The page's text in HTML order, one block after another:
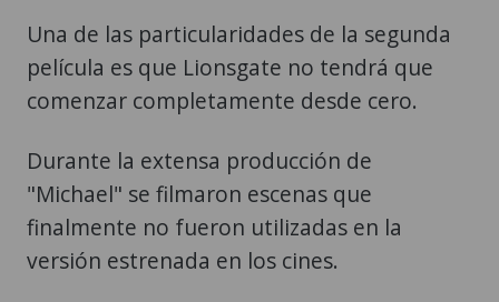
Una de las particularidades de la segunda
película es que Lionsgate no tendrá que
comenzar completamente desde cero.
Durante la extensa producción de
"Michael" se filmaron escenas que
finalmente no fueron utilizadas en la
versión estrenada en los cines.